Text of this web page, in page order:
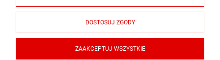
Płatności i dostawa
DOSTOSUJ ZGODY
ZAAKCEPTUJ WSZYSTKIE